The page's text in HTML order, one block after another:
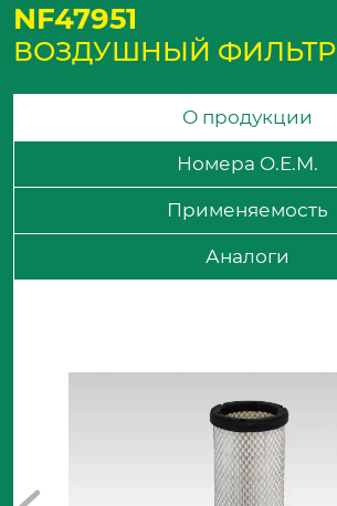
NF47951
ВОЗДУШНЫЙ ФИЛЬТР
О продукции
Номера O.E.M.
Применяемость
Аналоги